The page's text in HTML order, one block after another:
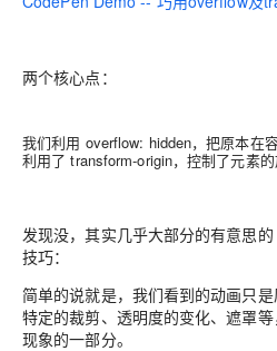
两个核心点：
我们利用 overflow: hidden，把原本在
利用了 transform-origin，控制了元素
发现没，其实几乎大部分的有意思
技巧：
简单的说就是，我们看到的动画只
特定的裁剪、透明度的变化、遮罩
现象的一部分。